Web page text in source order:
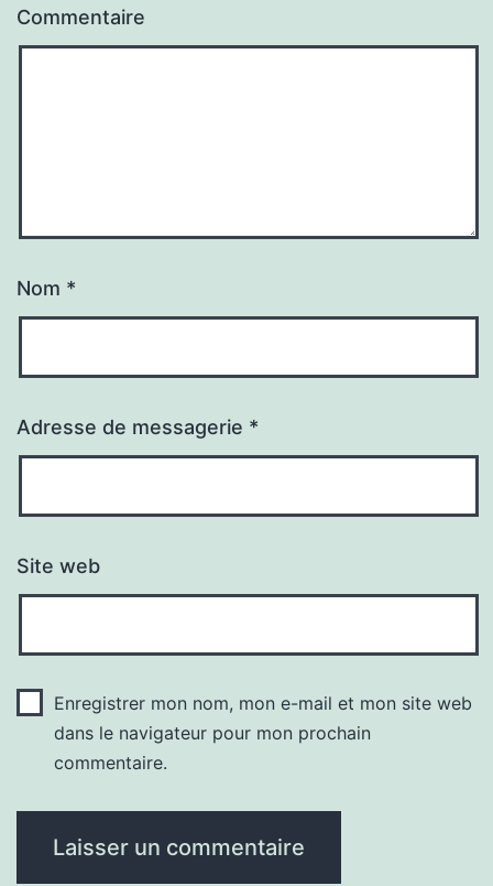
Commentaire
Nom *
Adresse de messagerie *
Site web
Enregistrer mon nom, mon e-mail et mon site web
dans le navigateur pour mon prochain
commentaire.